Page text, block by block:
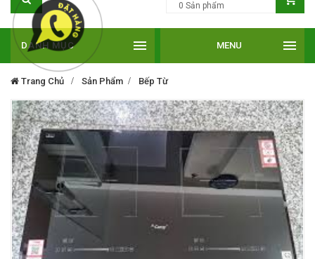
0 Sản phẩm
DANH MỤC MENU
Trang Chủ Sản Phẩm Bếp Từ